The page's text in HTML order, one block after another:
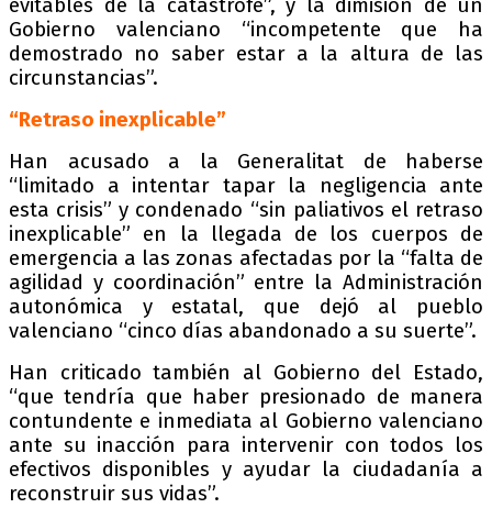
evitables de la catástrofe”, y la dimisión de un
Gobierno valenciano “incompetente que ha
demostrado no saber estar a la altura de las
circunstancias”.
“Retraso inexplicable”
Han acusado a la Generalitat de haberse
“limitado a intentar tapar la negligencia ante
esta crisis” y condenado “sin paliativos el retraso
inexplicable” en la llegada de los cuerpos de
emergencia a las zonas afectadas por la “falta de
agilidad y coordinación” entre la Administración
autonómica y estatal, que dejó al pueblo
valenciano “cinco días abandonado a su suerte”.
Han criticado también al Gobierno del Estado,
“que tendría que haber presionado de manera
contundente e inmediata al Gobierno valenciano
ante su inacción para intervenir con todos los
efectivos disponibles y ayudar la ciudadanía a
reconstruir sus vidas”.